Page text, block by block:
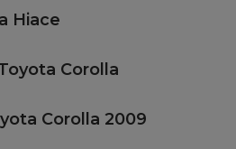
Hiace
Corolla
Corolla 2009